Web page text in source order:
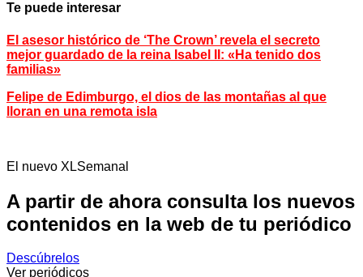
Te puede interesar
El asesor histórico de ‘The Crown’ revela el secreto
mejor guardado de la reina Isabel II: «Ha tenido dos
familias»
Felipe de Edimburgo, el dios de las montañas al que
lloran en una remota isla
El nuevo XLSemanal
A partir de ahora consulta los nuevos
contenidos en la web de tu periódico
Descúbrelos
Ver periódicos